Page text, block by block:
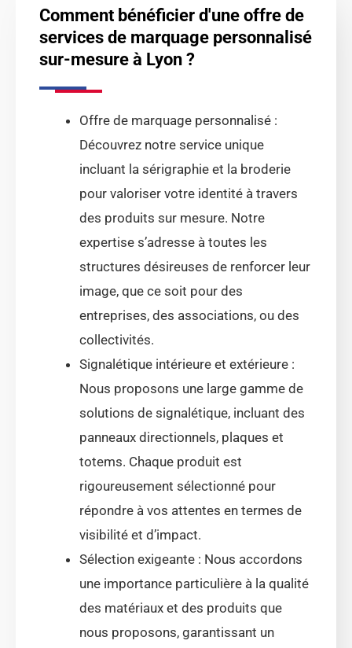
Comment bénéficier d'une offre de
services de marquage personnalisé
sur-mesure à Lyon ?
Offre de marquage personnalisé :
Découvrez notre service unique
incluant la sérigraphie et la broderie
pour valoriser votre identité à travers
des produits sur mesure. Notre
expertise s’adresse à toutes les
structures désireuses de renforcer leur
image, que ce soit pour des
entreprises, des associations, ou des
collectivités.
Signalétique intérieure et extérieure :
Nous proposons une large gamme de
solutions de signalétique, incluant des
panneaux directionnels, plaques et
totems. Chaque produit est
rigoureusement sélectionné pour
répondre à vos attentes en termes de
visibilité et d’impact.
Sélection exigeante : Nous accordons
une importance particulière à la qualité
des matériaux et des produits que
nous proposons, garantissant un